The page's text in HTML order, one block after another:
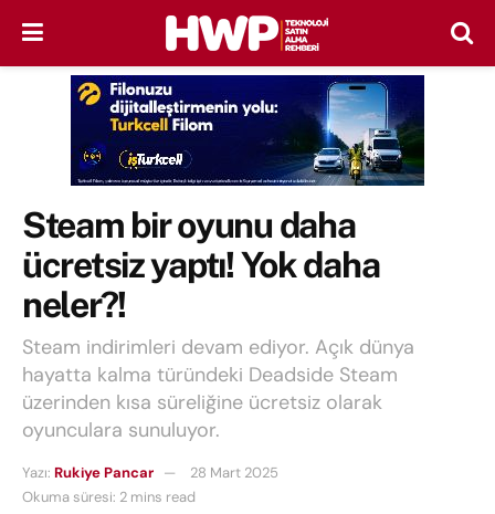
Steam bir oyunu daha
ücretsiz yaptı! Yok daha
neler?!
Steam indirimleri devam ediyor. Açık dünya
hayatta kalma türündeki Deadside Steam
üzerinden kısa süreliğine ücretsiz olarak
oyunculara sunuluyor.
Yazı: Rukiye Pancar
28 Mart 2025
Okuma süresi: 2 mins read